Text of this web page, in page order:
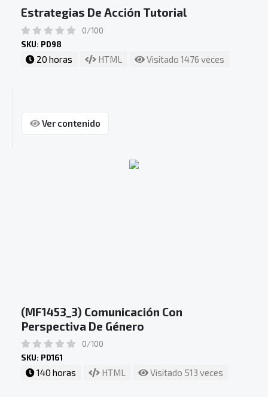
Estrategias De Acción Tutorial
0/100
SKU: PD98
20 horas HTML Visitado 1476 veces
Ver contenido
(MF1453_3) Comunicación Con
Perspectiva De Género
0/100
SKU: PD161
140 horas HTML Visitado 513 veces